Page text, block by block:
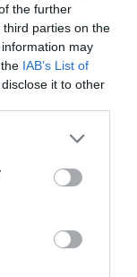
the further
parties on the
may
IAB’s List of
it to other